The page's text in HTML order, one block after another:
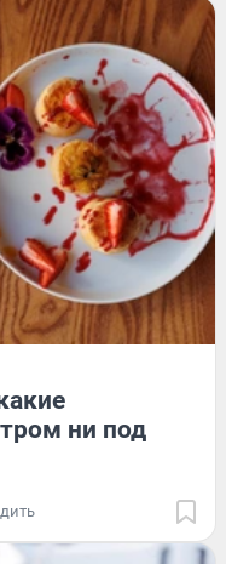
ни под